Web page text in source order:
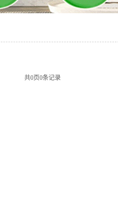
共0页0条记录